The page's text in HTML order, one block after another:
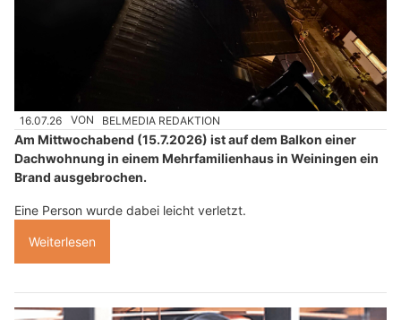
16.07.26 VON BELMEDIA REDAKTION
Am Mittwochabend (15.7.2026) ist auf dem Balkon einer
Dachwohnung in einem Mehrfamilienhaus in Weiningen ein
Brand ausgebrochen.
Eine Person wurde dabei leicht verletzt.
Weiterlesen